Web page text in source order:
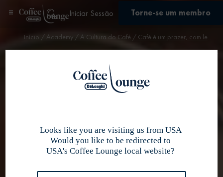
Iniciar Sessão Torne-se um membro
Início / Academy / A Cultura do Café / Café é um prazer, com leite é amor
A Cultura do Café
Café é um
leite é amor
Looks like you are visiting us from USA
Would you like to be redirected to
USA's Coffee Lounge local website?